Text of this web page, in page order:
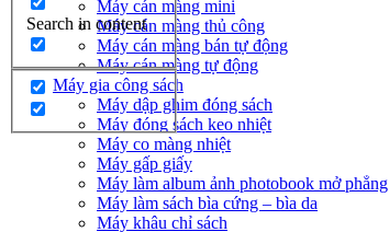
Search in content
Máy cán màng mini
Máy cán màng thủ công
Máy cán màng bán tự động
Máy cán màng tự động
Máy gia công sách
Máy dập ghim đóng sách
Máy đóng sách keo nhiệt
Máy co màng nhiệt
Máy gấp giấy
Máy làm album ảnh photobook mở phẳng
Máy làm sách bìa cứng – bìa da
Máy khâu chỉ sách